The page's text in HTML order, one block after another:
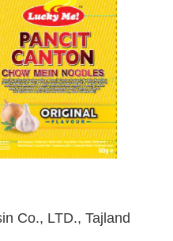
Co., LTD., Tajland